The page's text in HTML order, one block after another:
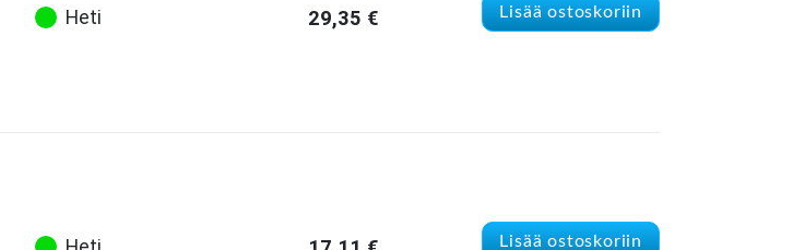
Heti 29,35 € Lisää ostoskoriin
Lisää ostoskoriin